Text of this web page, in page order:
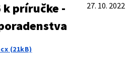
k príručke -
27. 10. 2022
(21kB)